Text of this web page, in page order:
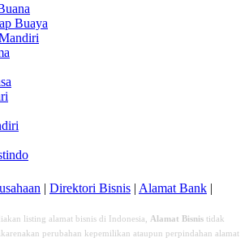
Buaya
| Direktori Bisnis | Alamat Bank |
listing alamat bisnis di Indonesia, Alamat Bisnis tidak
perubahan kepemilikan ataupun perpindahan alamat